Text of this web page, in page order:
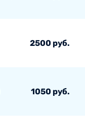
2500 руб.
1050 руб.